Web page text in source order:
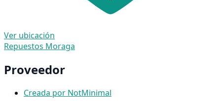
Ver ubicación
Repuestos Moraga
Proveedor
Creada por NotMinimal